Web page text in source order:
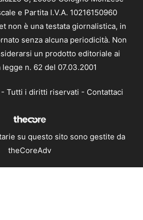
e Partita I.V.A. 10216150960
non è una testata giornalistica, in
senza alcuna periodicità. Non
un prodotto editoriale ai
n. 62 del 07.03.2001
Tutti i diritti riservati - Contattaci
su questo sito sono gestite da
theCoreAdv